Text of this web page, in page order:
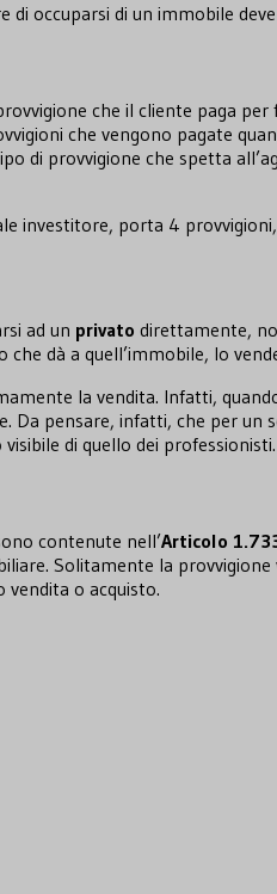
occuparsi di un immobile
che il cliente paga
che vengono pagate
provvigione che spetta
investitore, porta 4
ad un privato direttamente,
dà a quell’immobile, lo
la vendita. Infatti,
Da pensare, infatti, che per
di quello dei professionisti.
contenute nell’Articolo
Solitamente la
o acquisto.